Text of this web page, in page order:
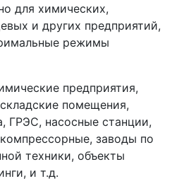
для химических,
и других предприятий,
режимы
предприятия,
помещения,
ГРЭС, насосные станции,
заводы по
техники, объекты
и т.д.